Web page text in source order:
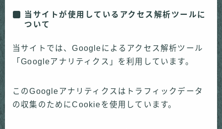
当サイトが使用しているアクセス解析ツールに
ついて
当サイトでは、Googleによるアクセス解析ツール
「Googleアナリティクス」を利用しています。
このGoogleアナリティクスはトラフィックデータ
の収集のためにCookieを使用しています。